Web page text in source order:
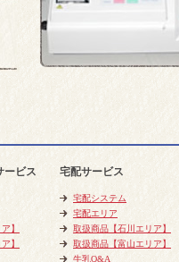
ービス
】
】
宅配サービス
宅配システム
宅配エリア
取扱商品【石川エリア】
取扱商品【富山エリア】
牛乳Q&A